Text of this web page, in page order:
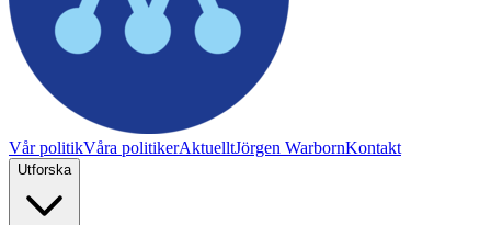
Vår politikVåra politikerAktuelltJörgen WarbornKontakt
Utforska